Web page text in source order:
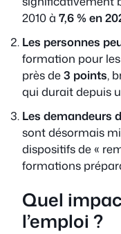
2010 à 7,6 % en
Les personnes
formation pour
près de3 points,
qui durait depuis
Les demandeurs
sont désormais
dispositifs de «
formations
Quel
l’emploi ?